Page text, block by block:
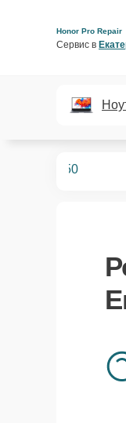
Honor Pro Repair
Сервис в
50